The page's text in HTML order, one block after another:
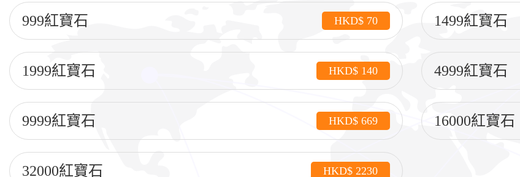
999紅寶石 HKD$ 70 1499紅寶石
1999紅寶石 HKD$ 140 4999紅寶石
9999紅寶石 HKD$ 669 16000紅寶石
32000紅寶石 HKD$ 2230